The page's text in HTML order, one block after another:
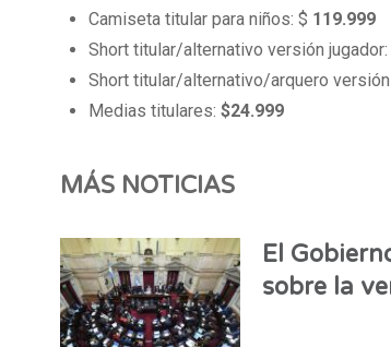
Camiseta titular para niños: $ 119.999
Short titular/alternativo versión jugador:
Short titular/alternativo/arquero versión
Medias titulares: $24.999
MÁS NOTICIAS
El
sobre la